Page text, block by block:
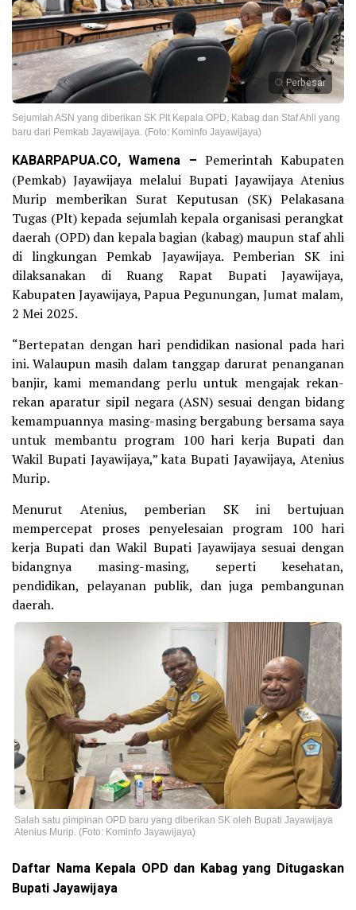
Perbesar
Sejumlah ASN yang diberikan SK Plt Kepala OPD, Kabag dan Staf Ahli yang
baru dari Pemkab Jayawijaya. (Foto: Kominfo Jayawijaya)
KABARPAPUA.CO, Wamena – Pemerintah Kabupaten
(Pemkab) Jayawijaya melalui Bupati Jayawijaya Atenius
Murip memberikan Surat Keputusan (SK) Pelakasana
Tugas (Plt) kepada sejumlah kepala organisasi perangkat
daerah (OPD) dan kepala bagian (kabag) maupun staf ahli
di lingkungan Pemkab Jayawijaya. Pemberian SK ini
dilaksanakan di Ruang Rapat Bupati Jayawijaya,
Kabupaten Jayawijaya, Papua Pegunungan, Jumat malam,
2 Mei 2025.
“Bertepatan dengan hari pendidikan nasional pada hari
ini. Walaupun masih dalam tanggap darurat penanganan
banjir, kami memandang perlu untuk mengajak rekan-
rekan aparatur sipil negara (ASN) sesuai dengan bidang
kemampuannya masing-masing bergabung bersama saya
untuk membantu program 100 hari kerja Bupati dan
Wakil Bupati Jayawijaya,” kata Bupati Jayawijaya, Atenius
Murip.
Menurut Atenius, pemberian SK ini bertujuan
mempercepat proses penyelesaian program 100 hari
kerja Bupati dan Wakil Bupati Jayawijaya sesuai dengan
bidangnya masing-masing, seperti kesehatan,
pendidikan, pelayanan publik, dan juga pembangunan
daerah.
Salah satu pimpinan OPD baru yang diberikan SK oleh Bupati Jayawijaya
Atenius Murip. (Foto: Kominfo Jayawijaya)
Daftar Nama Kepala OPD dan Kabag yang Ditugaskan
Bupati Jayawijaya